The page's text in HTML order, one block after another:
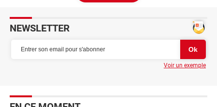
NEWSLETTER
Voir un exemple